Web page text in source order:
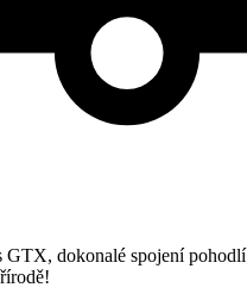
GTX, dokonalé spojení pohodlí